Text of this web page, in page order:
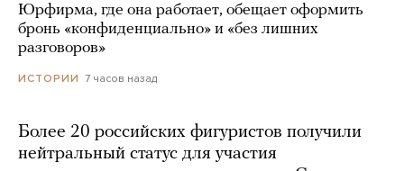
Юрфирма, где она работает, обещает оформить
бронь «конфиденциально» и «без лишних
разговоров»
ИСТОРИИ 7 часов назад
Более 20 российских фигуристов получили
нейтральный статус для участия